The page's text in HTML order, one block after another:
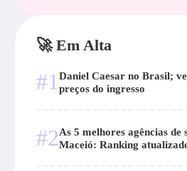
🚀 Em Alta
#1 Daniel Caesar no Brasil;
preços do ingresso
#2As 5 melhores agências de
Maceió: Ranking